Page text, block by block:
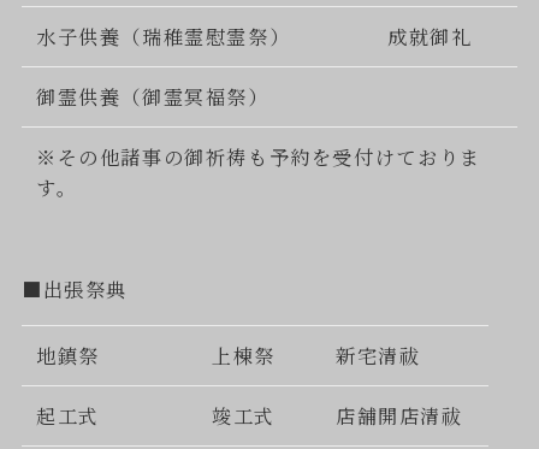
水子供養（瑞稚霊慰霊祭） 成就御礼
御霊供養（御霊冥福祭）
※その他諸事の御祈祷も予約を受付けておりま
す。
■出張祭典
地鎮祭 上棟祭 新宅清祓
起工式 竣工式 店舗開店清祓